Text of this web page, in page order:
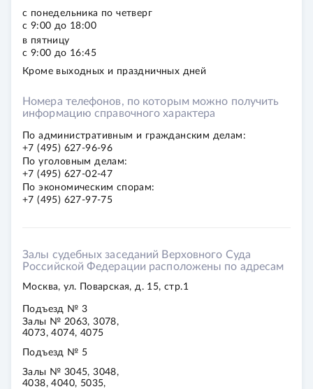
с понедельника по четверг
с 9:00 до 18:00
в пятницу
с 9:00 до 16:45
Кроме выходных и праздничных дней
Номера телефонов, по которым можно получить
информацию справочного характера
По ад­ми­ни­стра­тив­ным и граж­дан­ским делам:
+7 (495) 627-96-96
По уго­лов­ным делам:
+7 (495) 627-02-47
По эко­но­ми­че­ским спо­рам:
+7 (495) 627-97-75
Залы судебных заседаний Верховного Суда
Российской Федерации расположены по адресам
Москва, ул. Поварская, д. 15, стр.1
Подъезд № 3
Залы № 2063, 3078,
4073, 4074, 4075
Подъезд № 5
Залы № 3045, 3048,
4038, 4040, 5035,